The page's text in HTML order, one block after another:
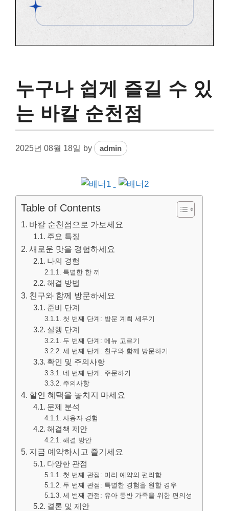
누구나 쉽게 즐길 수 있
는 바칼 순천점
2025년 08월 18일 by admin
Table of Contents
바칼 순천점으로 가보세요
주요 특징
새로운 맛을 경험하세요
나의 경험
특별한 한 끼
해결 방법
친구와 함께 방문하세요
준비 단계
첫 번째 단계: 방문 계획 세우기
실행 단계
두 번째 단계: 메뉴 고르기
세 번째 단계: 친구와 함께 방문하기
확인 및 주의사항
네 번째 단계: 주문하기
주의사항
할인 혜택을 놓치지 마세요
문제 분석
사용자 경험
해결책 제안
해결 방안
지금 예약하시고 즐기세요
다양한 관점
첫 번째 관점: 미리 예약의 편리함
두 번째 관점: 특별한 경험을 원할 경우
세 번째 관점: 유아 동반 가족을 위한 편의성
결론 및 제안